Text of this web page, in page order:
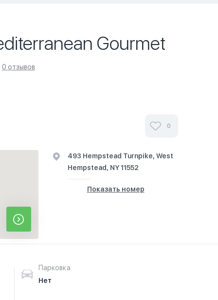
Gourmet
0 отзывов
0
493 Hempstead Turnpike, West
Hempstead, NY 11552
Показать номер
Парковка
Нет